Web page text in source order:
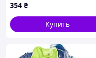
354 ₴
Купить